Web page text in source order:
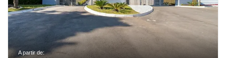
A partir de: